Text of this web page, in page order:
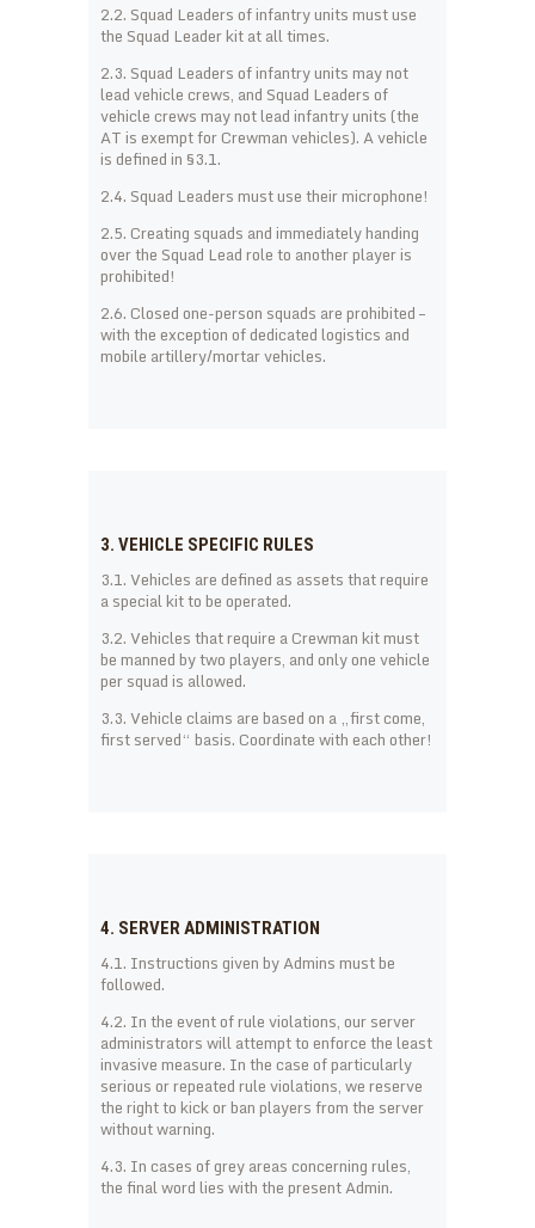
2.2. Squad Leaders of infantry units must use
the Squad Leader kit at all times.
2.3. Squad Leaders of infantry units may not
lead vehicle crews, and Squad Leaders of
vehicle crews may not lead infantry units (the
AT is exempt for Crewman vehicles). A vehicle
is defined in §3.1.
2.4. Squad Leaders must use their microphone!
2.5. Creating squads and immediately handing
over the Squad Lead role to another player is
prohibited!
2.6. Closed one-person squads are prohibited –
with the exception of dedicated logistics and
mobile artillery/mortar vehicles.
3. VEHICLE SPECIFIC RULES
3.1. Vehicles are defined as assets that require
a special kit to be operated.
3.2. Vehicles that require a Crewman kit must
be manned by two players, and only one vehicle
per squad is allowed.
3.3. Vehicle claims are based on a „first come,
first served“ basis. Coordinate with each other!
4. SERVER ADMINISTRATION
4.1. Instructions given by Admins must be
followed.
4.2. In the event of rule violations, our server
administrators will attempt to enforce the least
invasive measure. In the case of particularly
serious or repeated rule violations, we reserve
the right to kick or ban players from the server
without warning.
4.3. In cases of grey areas concerning rules,
the final word lies with the present Admin.